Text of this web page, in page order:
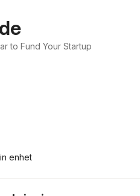
to Fund Your Startup
enhet